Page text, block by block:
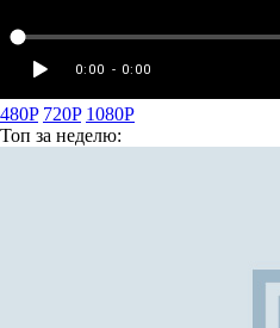
480P 720P 1080P
Топ за неделю: